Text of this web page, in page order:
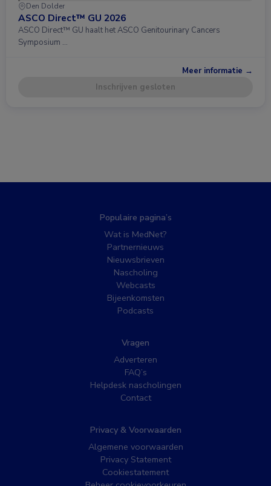
Den Dolder
ASCO Direct™ GU 2026
ASCO Direct™ GU haalt het ASCO Genitourinary Cancers
Symposium …
Meer informatie →
Inschrijven gesloten
Populaire pagina’s
Wat is MedNet?
Partnernieuws
Nieuwsbrieven
Nascholing
Webcasts
Bijeenkomsten
Podcasts
Vragen
Adverteren
FAQ’s
Helpdesk nascholingen
Contact
Privacy & Voorwaarden
Algemene voorwaarden
Privacy Statement
Cookiestatement